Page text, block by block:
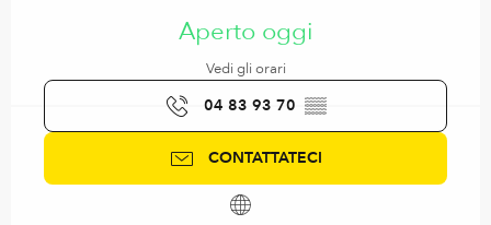
Aperto oggi
Vedi gli orari
04 83 93 70 ▒▒
CONTATTATECI